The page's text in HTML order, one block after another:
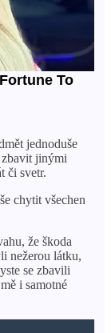
jednoduše
jinými
či svetr.
chytit všechen
že škoda
nežerou látku,
se zbavili
i samotné